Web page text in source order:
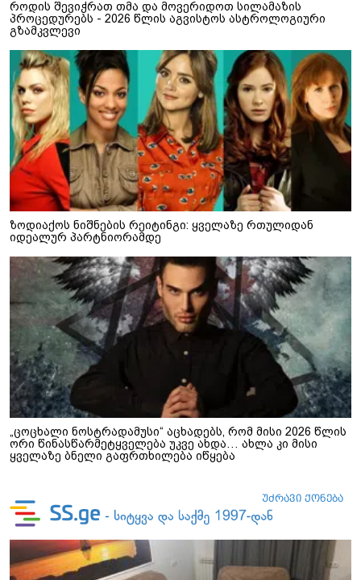
როდის შევიჭრათ თმა და მოვერიდოთ სილამაზის
პროცედურებს - 2026 წლის აგვისტოს ასტროლოგიური
გზამკვლევი
ზოდიაქოს ნიშნების რეიტინგი: ყველაზე რთულიდან
იდეალურ პარტნიორამდე
„ცოცხალი ნოსტრადამუსი“ აცხადებს, რომ მისი 2026 წლის
ორი წინასწარმეტყველება უკვე ახდა… ახლა კი მისი
ყველაზე ბნელი გაფრთხილება იწყება